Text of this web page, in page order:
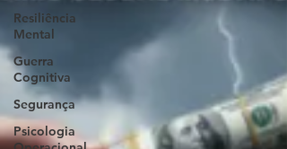
Resiliência
Mental
Guerra
Cognitiva
Segurança
Psicologia